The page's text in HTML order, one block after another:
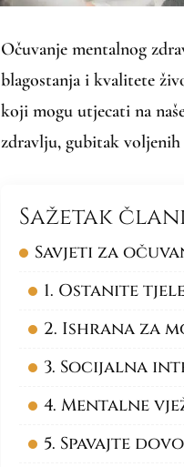
Očuvanje mentalnog
blagostanja i kvalitete
koji mogu utjecati na
zdravlju, gubitak
Sažetak
Savjeti za
1. Ostanite
2. Ishrana za
3. Socijalna
4. Mentalne
5. Spavajte